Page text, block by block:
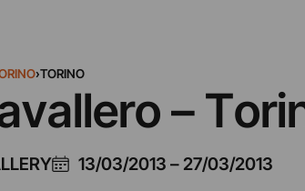
›TORINO
–
13/03/2013 – 27/03/2013